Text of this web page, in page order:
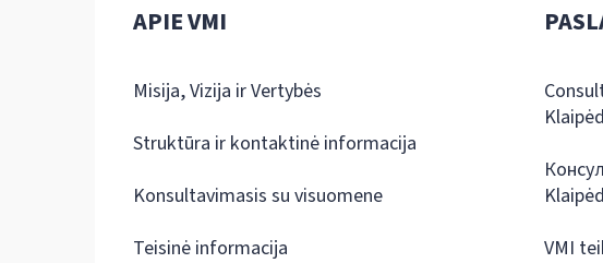
APIE VMI
Misija, Vizija ir Vertybės
Struktūra ir kontaktinė informacija
Konsultavimasis su visuomene
Teisinė informacija
VMI